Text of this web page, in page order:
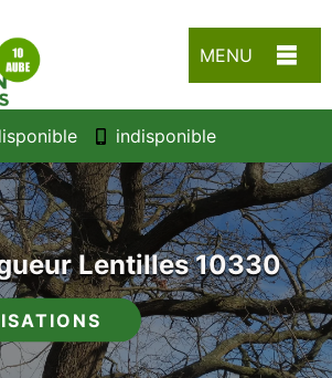
MENU
indisponible
Lentilles 10330